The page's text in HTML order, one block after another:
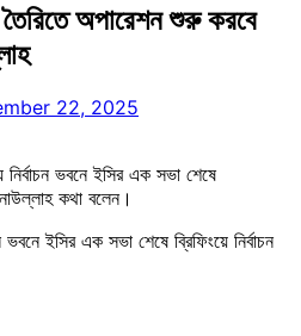
তৈরিতে অপারেশন শুরু করবে
22, 2025
নির্বাচন ভবনে ইসির এক সভা শেষে
কথা বলেন।
ভবনে ইসির এক সভা শেষে ব্রিফিংয়ে নির্বাচন